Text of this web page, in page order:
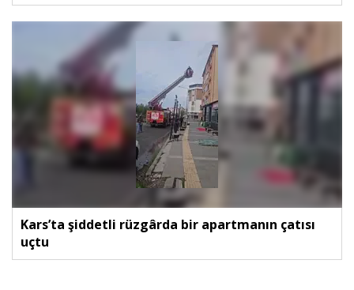
Kars’ta şiddetli rüzgârda bir apartmanın çatısı
uçtu